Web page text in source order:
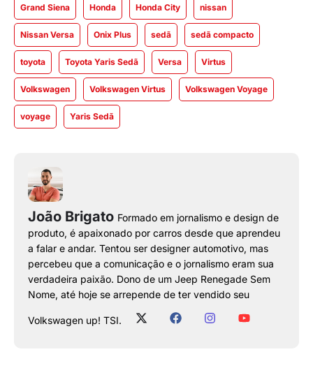
Grand Siena Honda Honda City nissan
Nissan Versa Onix Plus sedã sedã compacto
toyota Toyota Yaris Sedã Versa Virtus
Volkswagen Volkswagen Virtus Volkswagen Voyage
voyage Yaris Sedã
João Brigato Formado em jornalismo e design de
produto, é apaixonado por carros desde que aprendeu
a falar e andar. Tentou ser designer automotivo, mas
percebeu que a comunicação e o jornalismo eram sua
verdadeira paixão. Dono de um Jeep Renegade Sem
Nome, até hoje se arrepende de ter vendido seu
Volkswagen up! TSI.